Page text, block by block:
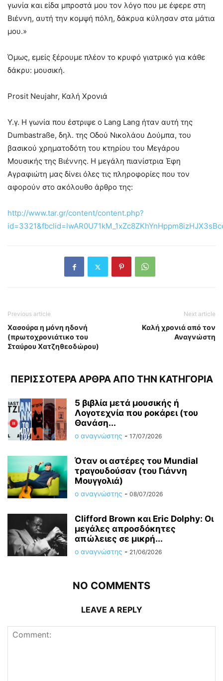
γωνία και είδα μπροστά μου τον λόγο που με έφερε στη
Βιέννη, αυτή την κομψή πόλη, δάκρυα κύλησαν στα μάτια
μου.»
Όμως, εμείς ξέρουμε πλέον το κρυφό γιατρικό για κάθε
δάκρυ: μουσική.
Prosit Neujahr, Καλή Χρονιά
Υ.γ. H γωνία που έστριψε ο Lang Lang ήταν αυτή της
Dumbastraße, δηλ. της Οδού Νικολάου Δούμπα, του
βασικού χρηματοδότη του κτηρίου του Μεγάρου
Μουσικής της Βιέννης. Η μεγάλη πιανίστρια Έφη
Αγραφιώτη μας δίνει όλες τις πληροφορίες που τον
αφορούν στο ακόλουθο άρθρο της:
http://www.tar.gr/content/content.php?
Previous article
Χασούρα η μόνη ηδονή
(πρωτοχρονιάτικο του
Σταύρου Χατζηθεοδώρου)
Next article
Καλή χρονιά από τον
Αναγνώστη
ΠΕΡΙΣΣΟΤΕΡΑ ΑΡΘΡΑ ΑΠΟ ΤΗΝ ΚΑΤΗΓΟΡΙΑ
5 βιβλία μετά μουσικής ή
Λογοτεχνία που ροκάρει (του
Θανάση...
ο αναγνώστης - 17/07/2026
Όταν οι αστέρες του Mundial
τραγουδούσαν (του Γιάννη
Μουγγολιά)
ο αναγνώστης - 08/07/2026
Clifford Brown και Eric Dolphy: Oι
μεγάλες απροσδόκητες
απώλειες σε μικρή...
ο αναγνώστης - 21/06/2026
NO COMMENTS
LEAVE A REPLY